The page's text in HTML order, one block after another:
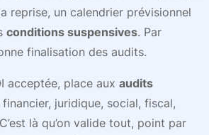
reprise, un calendrier prévisionnel
conditions suspensives. Par
finalisation des audits.
acceptée, place aux audits
financier, juridique, social, fiscal,
là qu’on valide tout, point par